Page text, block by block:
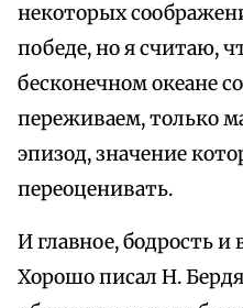
некоторых
победе, но я считаю,
бесконечном океане
переживаем, только
эпизод, значение
переоценивать.
И главное, бодрость и
Хорошо писал Н.